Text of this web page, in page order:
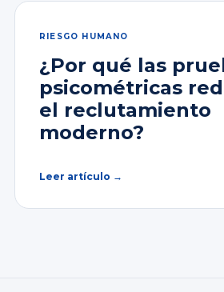
RIESGO HUMANO
¿Por qué las
psicométricas
el reclutamiento
moderno?
Leer artículo →